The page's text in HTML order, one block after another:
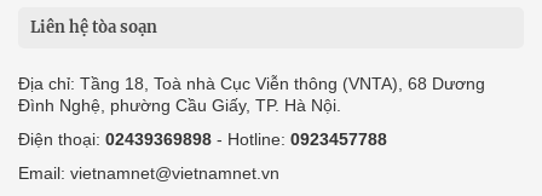
Liên hệ tòa soạn
Địa chỉ: Tầng 18, Toà nhà Cục Viễn thông (VNTA), 68 Dương
Đình Nghệ, phường Cầu Giấy, TP. Hà Nội.
Điện thoại: 02439369898 - Hotline: 0923457788
Email: vietnamnet@vietnamnet.vn